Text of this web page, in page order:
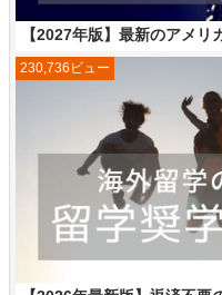
【2027年版】最新のアメ
230,736ビュー